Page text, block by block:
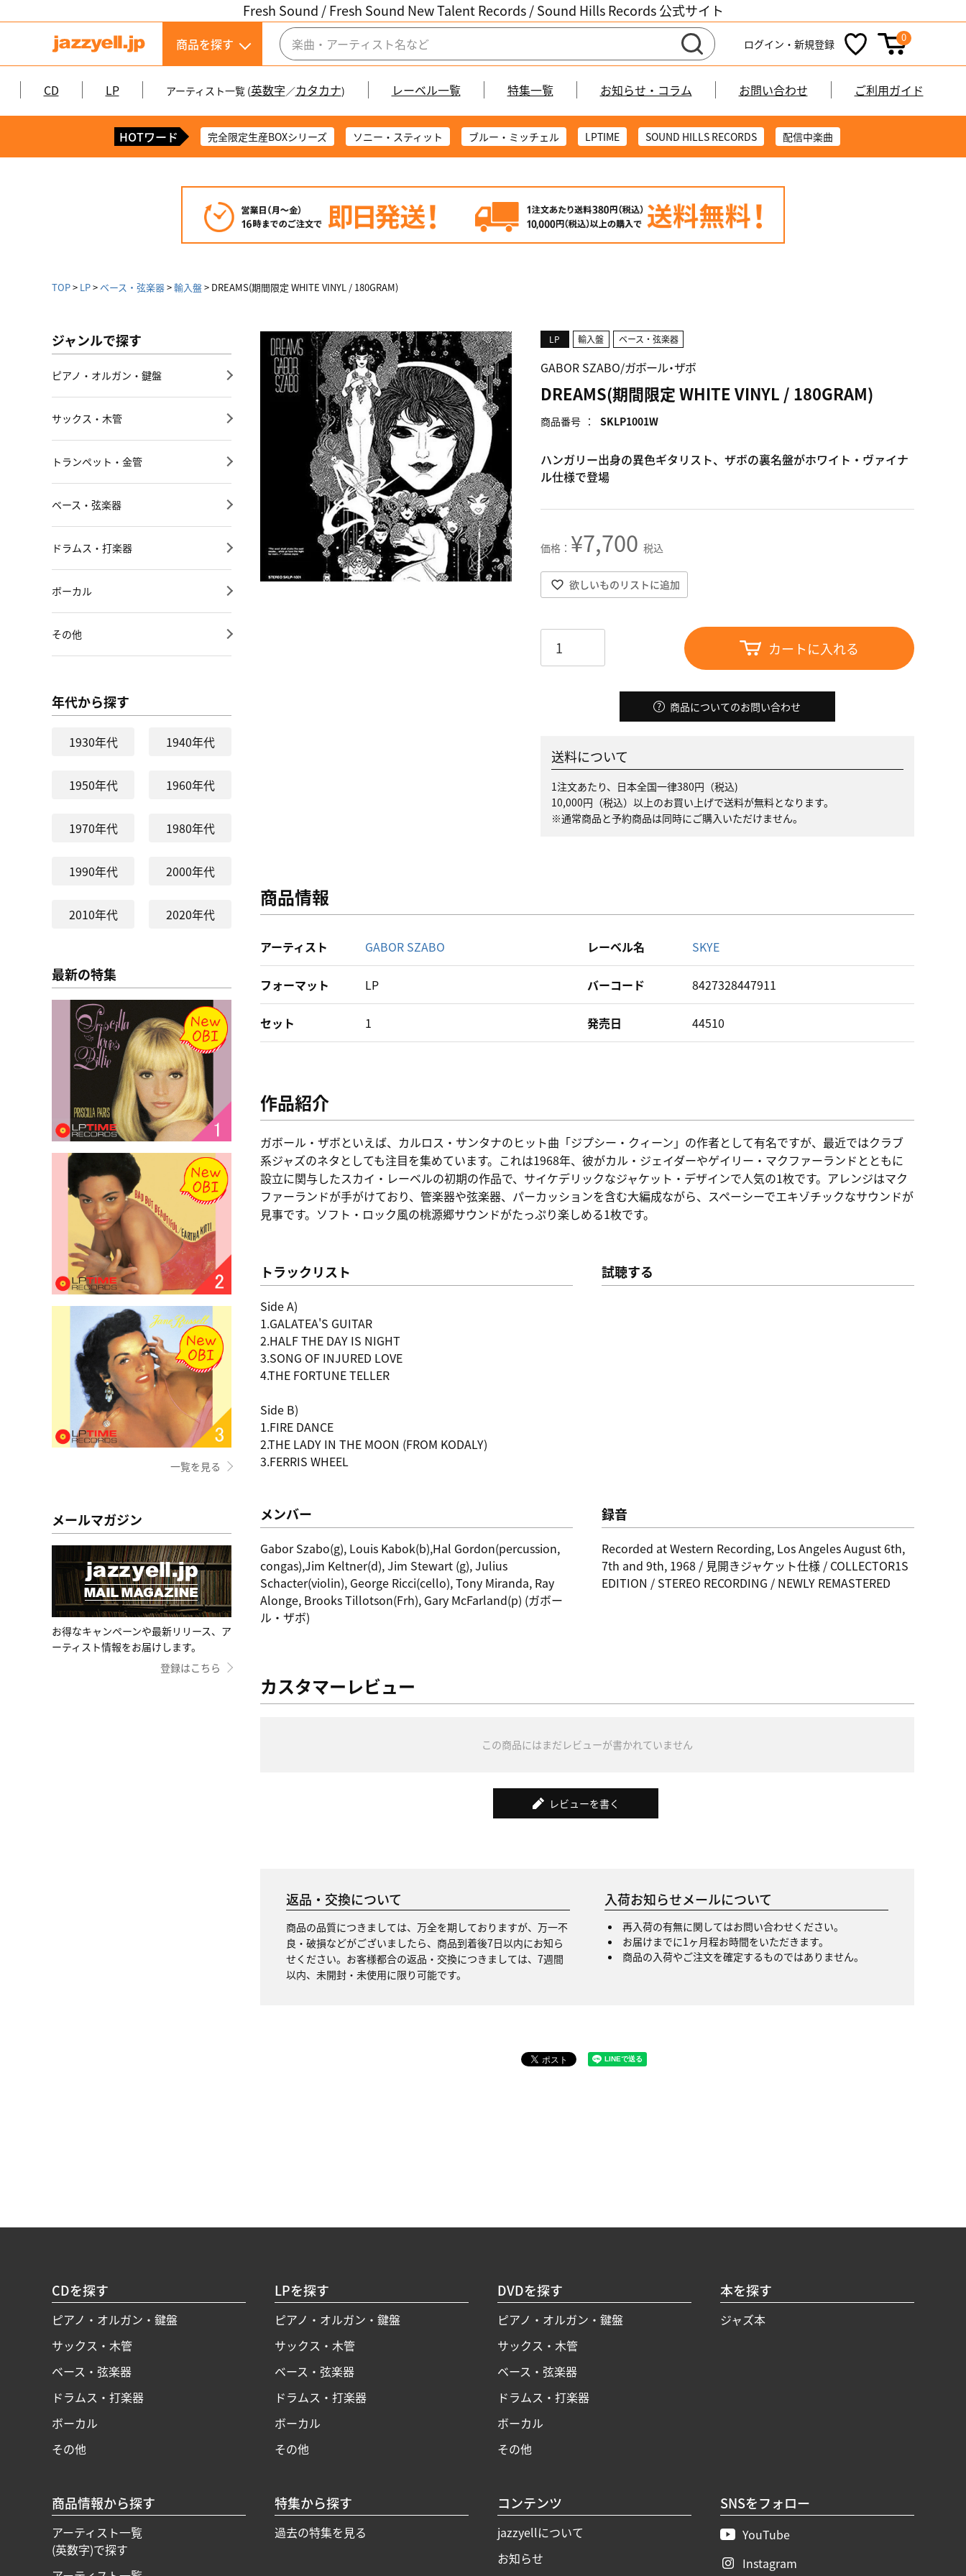
Fresh Sound / Fresh Sound New Talent Records /Sound Hills Records 公式サイト
商品を探す ログイン・新規登録 0
CD LP アーティスト一覧 (英数字／カタカナ) レーベル一覧 特集一覧 お知らせ・コラム お問い合わせ ご利用ガイド
HOTワード 完全限定生産BOXシリーズ ソニー・スティット ブルー・ミッチェル LPTIME SOUND HILLS RECORDS 配信中楽曲
TOP LP ベース・弦楽器 輸入盤 DREAMS(期間限定 WHITE VINYL / 180GRAM)
ジャンルで探す
ピアノ・オルガン・鍵盤
サックス・木管
トランペット・金管
ベース・弦楽器
ドラムス・打楽器
ボーカル
その他
年代から探す
1930年代 1940年代
1950年代 1960年代
1970年代 1980年代
1990年代 2000年代
2010年代 2020年代
最新の特集
一覧を見る
メールマガジン
お得なキャンペーンや最新リリース、ア
ーティスト情報をお届けします。
登録はこちら
LP 輸入盤 ベース・弦楽器
GABOR SZABO/ガボール・ザボ
DREAMS(期間限定 WHITE VINYL / 180GRAM)
商品番号 SKLP1001W
ハンガリー出身の異色ギタリスト、ザボの裏名盤がホワイト・ヴァイナ
ル仕様で登場
¥7,700 税込
欲しいものリストに追加
カートに入れる
商品についてのお問い合わせ
送料について
1注文あたり、日本全国一律380円（税込)
10,000円（税込）以上のお買い上げで送料が無料となります。
※通常商品と予約商品は同時にご購入いただけません。
商品情報
アーティスト GABOR SZABO レーベル名 SKYE
フォーマット LP バーコード 8427328447911
セット 1 発売日 44510
作品紹介
ガボール・ザボといえば、カルロス・サンタナのヒット曲「ジプシー・クィーン」の作者として有名ですが、最近ではクラブ
系ジャズのネタとしても注目を集めています。これは1968年、彼がカル・ジェイダーやゲイリー・マクファーランドとともに
設立に関与したスカイ・レーベルの初期の作品で、サイケデリックなジャケット・デザインで人気の1枚です。アレンジはマク
ファーランドが手がけており、管楽器や弦楽器、パーカッションを含む大編成ながら、スペーシーでエキゾチックなサウンドが
見事です。ソフト・ロック風の桃源郷サウンドがたっぷり楽しめる1枚です。
トラックリスト
Side A)
1.GALATEA'S GUITAR
2.HALF THE DAY IS NIGHT
3.SONG OF INJURED LOVE
4.THE FORTUNE TELLER
Side B)
1.FIRE DANCE
2.THE LADY IN THE MOON (FROM KODALY)
3.FERRIS WHEEL
試聴する
メンバー
Gabor Szabo(g), Louis Kabok(b),Hal Gordon(percussion,
congas),Jim Keltner(d), Jim Stewart (g), Julius
Schacter(violin), George Ricci(cello), Tony Miranda, Ray
Alonge, Brooks Tillotson(Frh), Gary McFarland(p) (ガボー
ル・ザボ)
録音
Recorded at Western Recording, Los Angeles August 6th,
7th and 9th, 1968 / 見開きジャケット仕様 / COLLECTOR1S
EDITION / STEREO RECORDING / NEWLY REMASTERED
カスタマーレビュー
この商品にはまだレビューが書かれていません
レビューを書く
返品・交換について
商品の品質につきましては、万全を期しておりますが、万一不
良・破損などがございましたら、商品到着後7日以内にお知ら
せください。お客様都合の返品・交換につきましては、7週間
以内、未開封・未使用に限り可能です。
入荷お知らせメールについて
再入荷の有無に関してはお問い合わせください。
お届けまでに1ヶ月程お時間をいただきます。
商品の入荷やご注文を確定するものではありません。
CDを探す
ピアノ・オルガン・鍵盤
サックス・木管
ベース・弦楽器
ドラムス・打楽器
ボーカル
その他
LPを探す
ピアノ・オルガン・鍵盤
サックス・木管
ベース・弦楽器
ドラムス・打楽器
ボーカル
その他
DVDを探す
ピアノ・オルガン・鍵盤
サックス・木管
ベース・弦楽器
ドラムス・打楽器
ボーカル
その他
本を探す
ジャズ本
商品情報から探す
アーティスト一覧
(英数字)で探す
特集から探す
過去の特集を見る
コンテンツ
jazzyellについて
お知らせ
SNSをフォロー
YouTube
Instagram